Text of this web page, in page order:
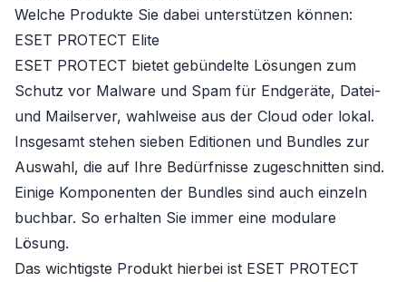
Welche Produkte Sie dabei unterstützen können:
ESET PROTECT Elite
ESET PROTECT bietet gebündelte Lösungen zum
Schutz vor Malware und Spam für Endgeräte, Datei-
und Mailserver, wahlweise aus der Cloud oder lokal.
Insgesamt stehen sieben Editionen und Bundles zur
Auswahl, die auf Ihre Bedürfnisse zugeschnitten sind.
Einige Komponenten der Bundles sind auch einzeln
buchbar. So erhalten Sie immer eine modulare
Lösung.
Das wichtigste Produkt hierbei ist ESET PROTECT